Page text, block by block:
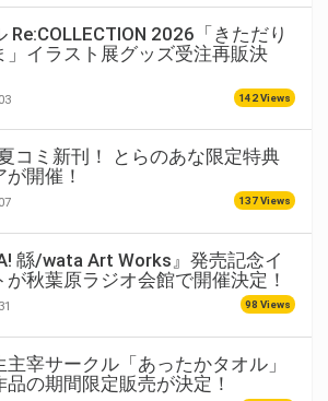
Re:COLLECTION 2026「きただり
」イラスト展グッズ受注再販決
142 Views
コミ新刊！ とらのあな限定特典
が開催！
137 Views
緜/wata Art Works』発売記念イ
が秋葉原ラジオ会館で開催決定！
98 Views
主宰サークル「あったかタオル」
品の期間限定販売が決定！